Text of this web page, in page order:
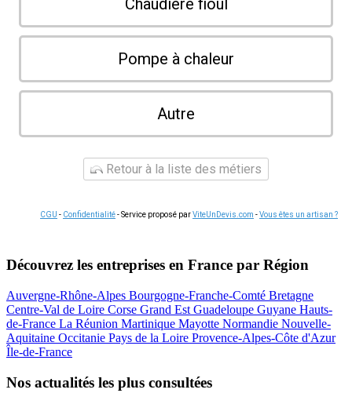
Chaudière fioul
Pompe à chaleur
Autre
Retour à la liste des métiers
CGU - Confidentialité- Service proposé parViteUnDevis.com -Vous êtes un artisan ?
Découvrez les entreprises en France par Région
Auvergne-Rhône-Alpes Bourgogne-Franche-Comté Bretagne
Centre-Val de Loire Corse Grand Est Guadeloupe Guyane Hauts-
de-France La Réunion Martinique Mayotte Normandie Nouvelle-
Aquitaine Occitanie Pays de la Loire Provence-Alpes-Côte d'Azur
Île-de-France
Nos actualités les plus consultées